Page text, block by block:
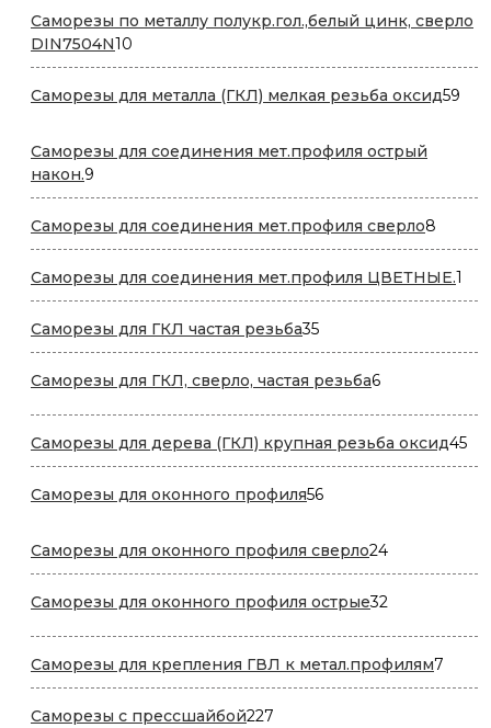
Саморезы по металлу полукр.гол.,белый цинк, сверло
DIN7504N10
товаров
Саморезы для металла (ГКЛ) мелкая резьба оксид59
Саморезы для соединения мет.профиля острый
након.9
товаров
Саморезы для соединения мет.профиля сверло8
Саморезы для соединения мет.профиля ЦВЕТНЫЕ.1
Саморезы для ГКЛ частая резьба3535
товаров
Саморезы для ГКЛ, сверло, частая резьба66
Саморезы для дерева (ГКЛ) крупная резьба оксид4545
Саморезы для оконного профиля5656
Саморезы для оконного профиля сверло2424
товара
Саморезы для оконного профиля острые32
Саморезы для крепления ГВЛ к метал.профилям7
Саморезы с прессшайбой227